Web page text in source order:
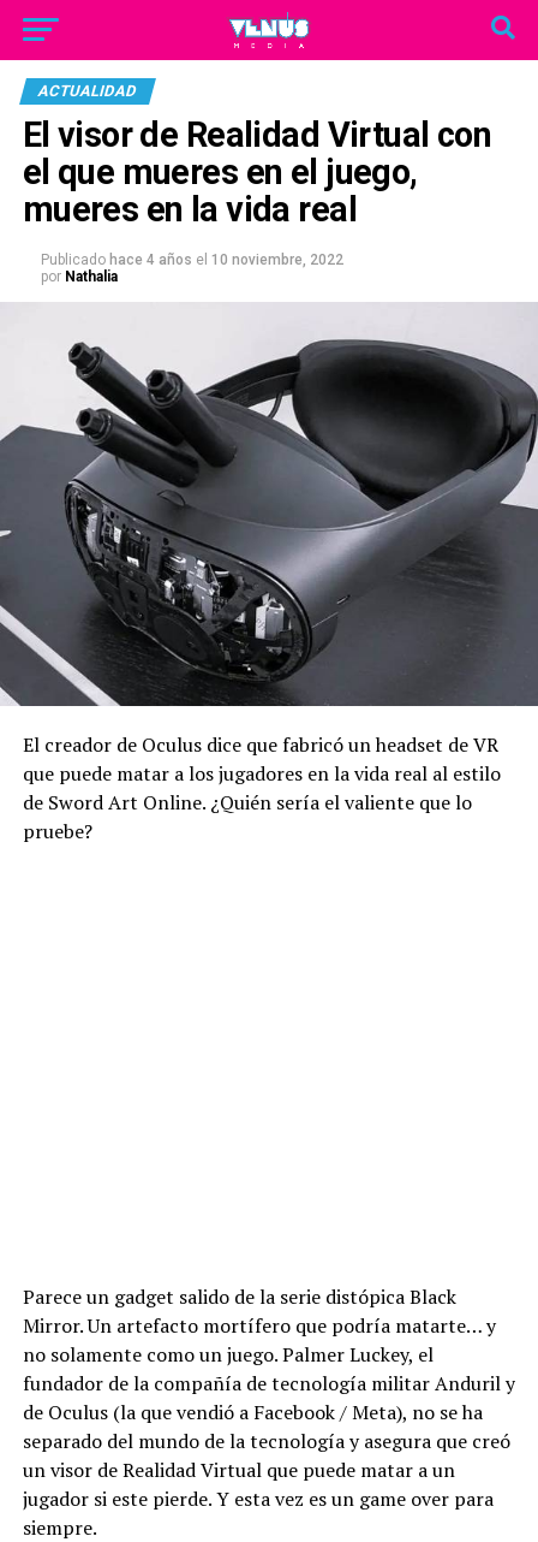
ACTUALIDAD
El visor de Realidad Virtual con
el que mueres en el juego,
mueres en la vida real
Publicado hace 4 años el 10 noviembre, 2022
por Nathalia
El creador de Oculus dice que fabricó un headset de VR
que puede matar a los jugadores en la vida real al estilo
de Sword Art Online. ¿Quién sería el valiente que lo
pruebe?
Parece un gadget salido de la serie distópica Black
Mirror. Un artefacto mortífero que podría matarte… y
no solamente como un juego. Palmer Luckey, el
fundador de la compañía de tecnología militar Anduril y
de Oculus (la que vendió a Facebook / Meta), no se ha
separado del mundo de la tecnología y asegura que creó
un visor de Realidad Virtual que puede matar a un
jugador si este pierde. Y esta vez es un game over para
siempre.